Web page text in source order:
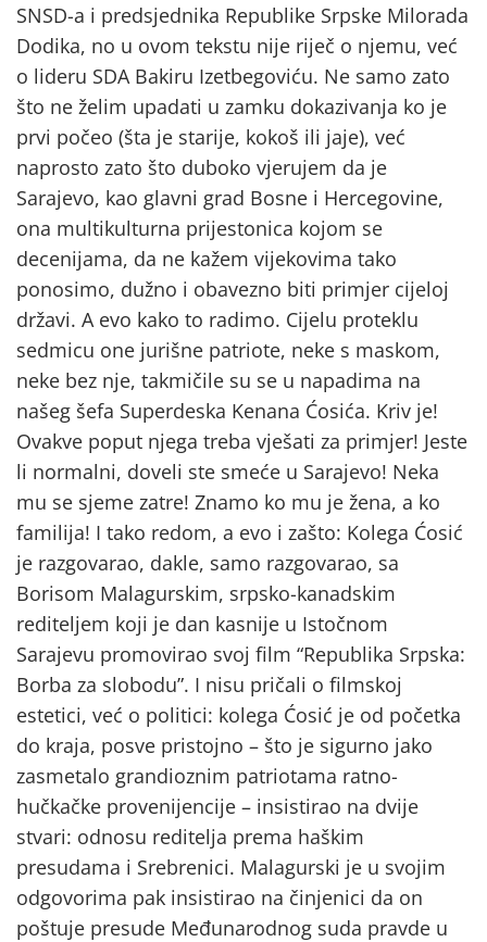
SNSD-a i predsjednika Republike Srpske Milorada
Dodika, no u ovom tekstu nije riječ o njemu, već
o lideru SDA Bakiru Izetbegoviću. Ne samo zato
što ne želim upadati u zamku dokazivanja ko je
prvi počeo (šta je starije, kokoš ili jaje), već
naprosto zato što duboko vjerujem da je
Sarajevo, kao glavni grad Bosne i Hercegovine,
ona multikulturna prijestonica kojom se
decenijama, da ne kažem vijekovima tako
ponosimo, dužno i obavezno biti primjer cijeloj
državi. A evo kako to radimo. Cijelu proteklu
sedmicu one jurišne patriote, neke s maskom,
neke bez nje, takmičile su se u napadima na
našeg šefa Superdeska Kenana Ćosića. Kriv je!
Ovakve poput njega treba vješati za primjer! Jeste
li normalni, doveli ste smeće u Sarajevo! Neka
mu se sjeme zatre! Znamo ko mu je žena, a ko
familija! I tako redom, a evo i zašto: Kolega Ćosić
je razgovarao, dakle, samo razgovarao, sa
Borisom Malagurskim, srpsko-kanadskim
rediteljem koji je dan kasnije u Istočnom
Sarajevu promovirao svoj film “Republika Srpska:
Borba za slobodu”. I nisu pričali o filmskoj
estetici, već o politici: kolega Ćosić je od početka
do kraja, posve pristojno – što je sigurno jako
zasmetalo grandioznim patriotama ratno-
hučkačke provenijencije – insistirao na dvije
stvari: odnosu reditelja prema haškim
presudama i Srebrenici. Malagurski je u svojim
odgovorima pak insistirao na činjenici da on
poštuje presude Međunarodnog suda pravde u